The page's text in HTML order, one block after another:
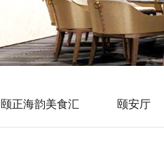
颐正海韵美食汇 颐安厅